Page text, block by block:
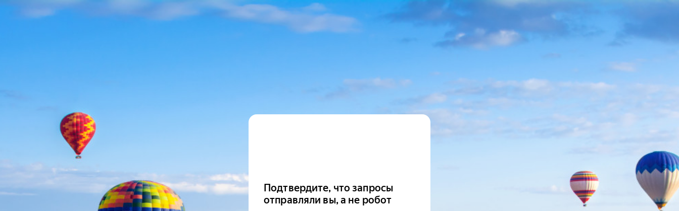
Подтвердите, что запросы
отправляли вы, а не робот